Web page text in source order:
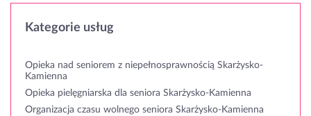
Kategorie usług
Opieka nad seniorem z niepełnosprawnością Skarżysko-
Kamienna
Opieka pielęgniarska dla seniora Skarżysko-Kamienna
Organizacja czasu wolnego seniora Skarżysko-Kamienna